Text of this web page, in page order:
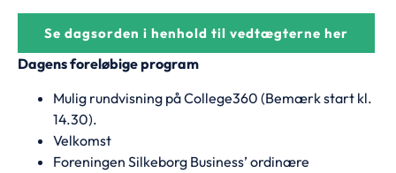
Se dagsorden i henhold til vedtægterne her
Dagens foreløbige program
Mulig rundvisning på College360 (Bemærk start kl.
14.30).
Velkomst
Foreningen Silkeborg Business’ ordinære